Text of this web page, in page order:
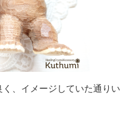
、イメージしていた通りい